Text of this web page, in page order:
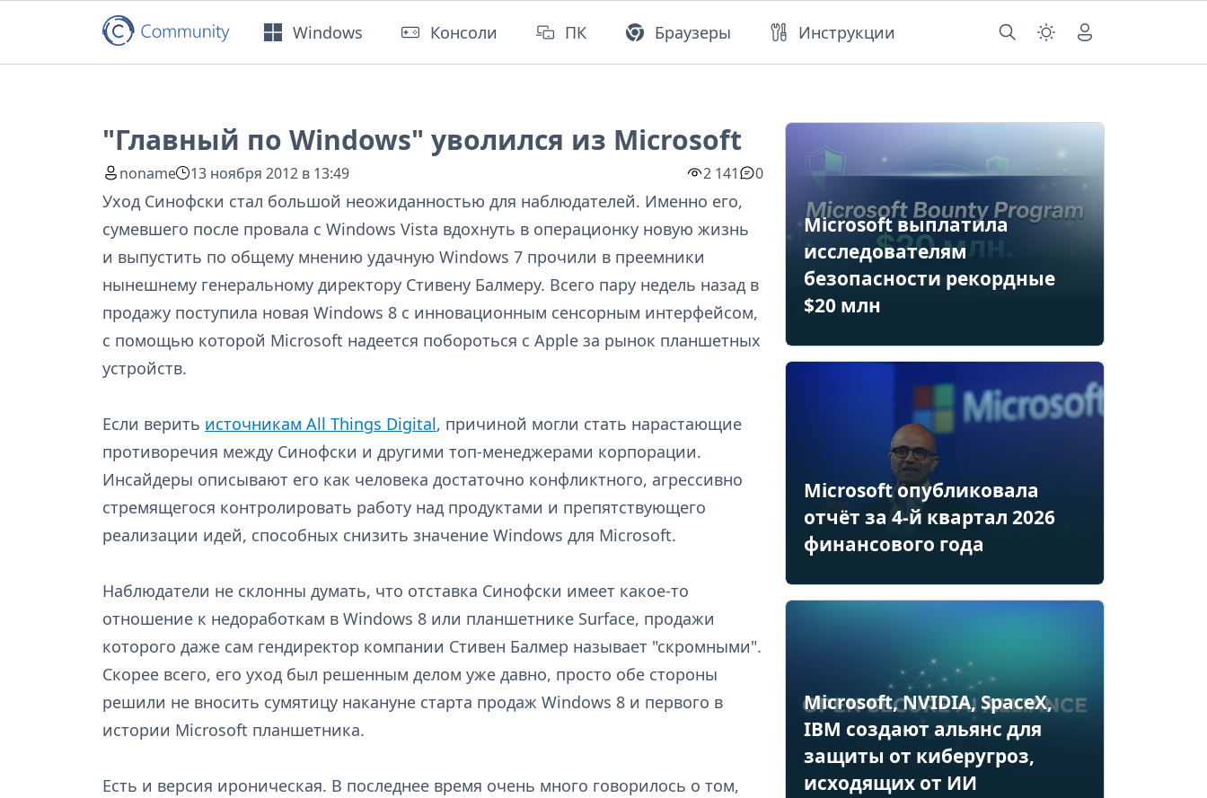
Windows Консоли ПК Браузеры Инструкции
"Главный по Windows" уволился из Microsoft
noname 13 ноября 2012 в 13:49 2 141 0
Уход Синофски стал большой неожиданностью для наблюдателей. Именно его,
сумевшего после провала с Windows Vista вдохнуть в операционку новую жизнь
и выпустить по общему мнению удачную Windows 7 прочили в преемники
нынешнему генеральному директору Стивену Балмеру. Всего пару недель назад в
продажу поступила новая Windows 8 с инновационным сенсорным интерфейсом,
с помощью которой Microsoft надеется побороться с Apple за рынок планшетных
устройств.
Если верить источникам All Things Digital, причиной могли стать нарастающие
противоречия между Синофски и другими топ-менеджерами корпорации.
Инсайдеры описывают его как человека достаточно конфликтного, агрессивно
стремящегося контролировать работу над продуктами и препятствующего
реализации идей, способных снизить значение Windows для Microsoft.
Наблюдатели не склонны думать, что отставка Синофски имеет какое-то
отношение к недоработкам в Windows 8 или планшетнике Surface, продажи
которого даже сам гендиректор компании Стивен Балмер называет "скромными".
Скорее всего, его уход был решенным делом уже давно, просто обе стороны
решили не вносить сумятицу накануне старта продаж Windows 8 и первого в
истории Microsoft планшетника.
Есть и версия ироническая. В последнее время очень много говорилось о том,
Microsoft выплатила
исследователям
безопасности рекордные
$20 млн
Microsoft опубликовала
отчёт за 4-й квартал 2026
финансового года
Microsoft, NVIDIA, SpaceX,
IBM создают альянс для
защиты от киберугроз,
исходящих от ИИ